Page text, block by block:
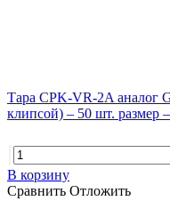
Тара CPK-VR-2A аналог
клипсой) – 50 шт. размер
В корзину
Сравнить Отложить